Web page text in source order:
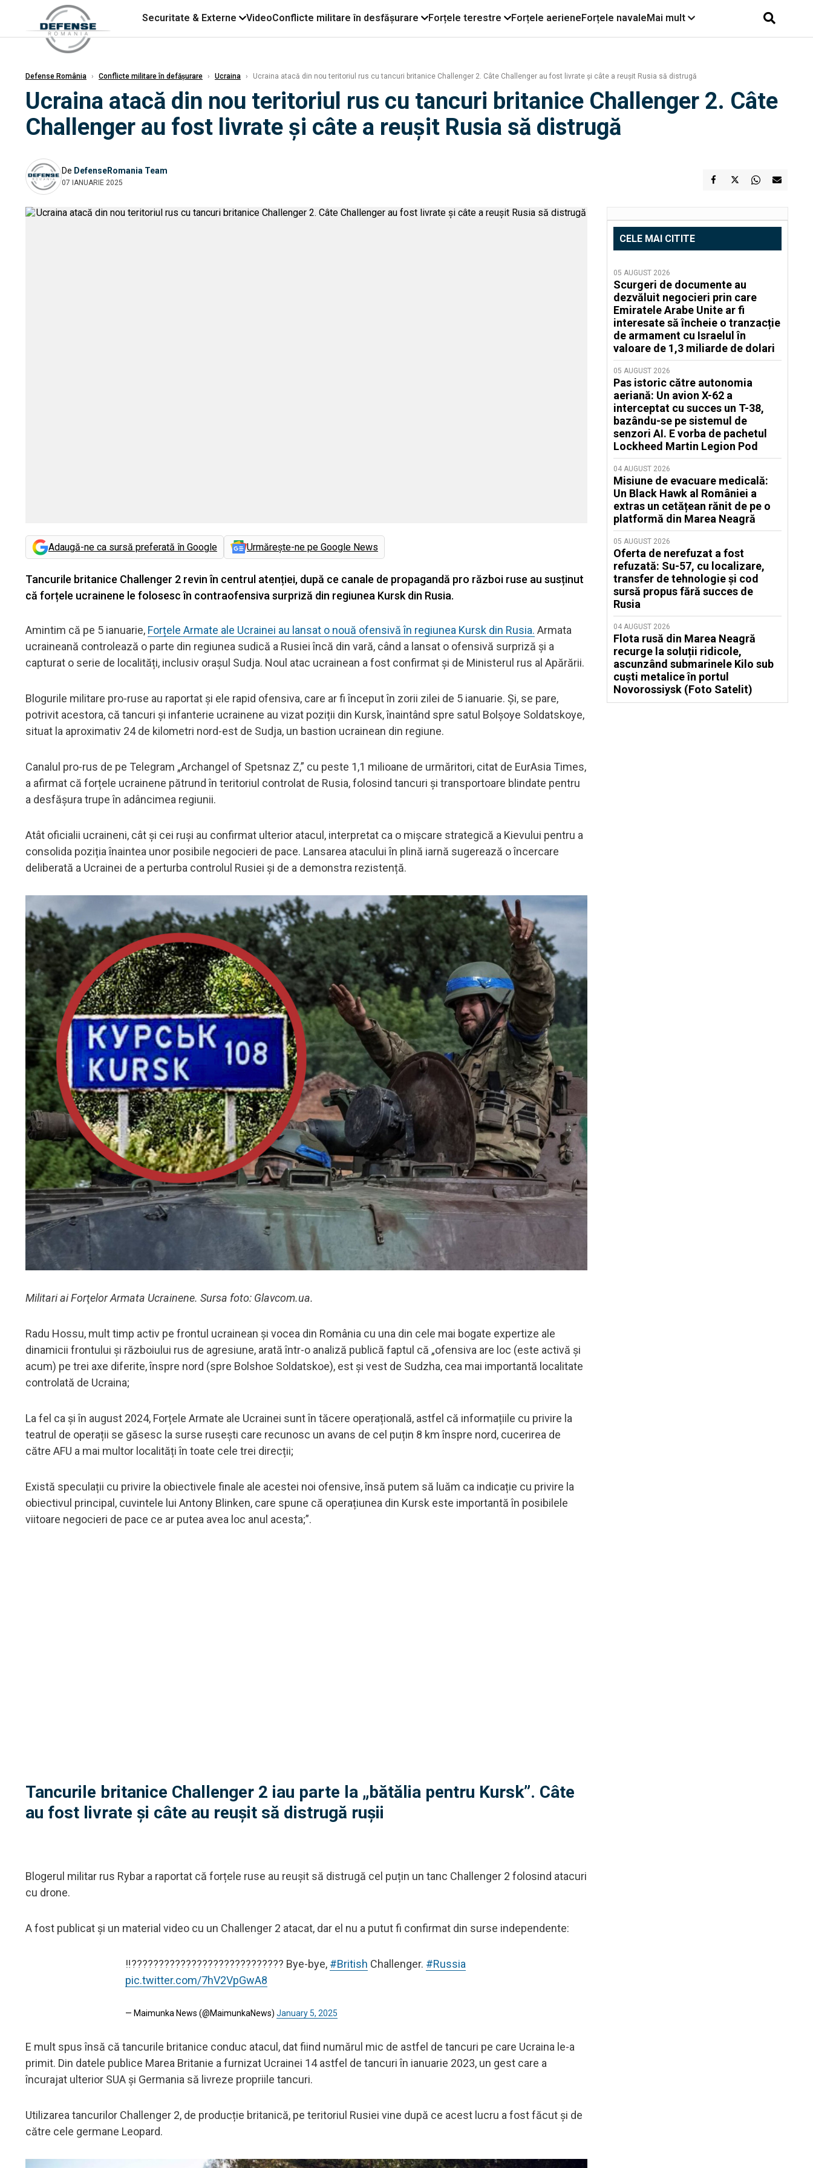
Securitate & Externe VideoConflicte militare în desfășurare Forțele terestre Forțele aerieneForțele navaleMai mult
Defense România › Conflicte militare în defășurare › Ucraina › Ucraina atacă din nou teritoriul rus cu tancuri britanice Challenger 2. Câte Challenger au fost livrate și câte a reușit Rusia să distrugă
Ucraina atacă din nou teritoriul rus cu tancuri britanice Challenger 2. Câte
Challenger au fost livrate și câte a reușit Rusia să distrugă
De DefenseRomania Team
07 IANUARIE 2025
Adaugă-ne ca sursă preferată în Google Urmărește-ne pe Google News
Tancurile britanice Challenger 2 revin în centrul atenției, după ce canale de propagandă pro război ruse au susținut
că forțele ucrainene le folosesc în contraofensiva surpriză din regiunea Kursk din Rusia.
Amintim că pe 5 ianuarie, Forțele Armate ale Ucrainei au lansat o nouă ofensivă în regiunea Kursk din Rusia. Armata
ucraineană controlează o parte din regiunea sudică a Rusiei încă din vară, când a lansat o ofensivă surpriză și a
capturat o serie de localități, inclusiv orașul Sudja. Noul atac ucrainean a fost confirmat și de Ministerul rus al Apărării.
Blogurile militare pro-ruse au raportat și ele rapid ofensiva, care ar fi început în zorii zilei de 5 ianuarie. Și, se pare,
potrivit acestora, că tancuri și infanterie ucrainene au vizat poziții din Kursk, înaintând spre satul Bolșoye Soldatskoye,
situat la aproximativ 24 de kilometri nord-est de Sudja, un bastion ucrainean din regiune.
Canalul pro-rus de pe Telegram „Archangel of Spetsnaz Z,” cu peste 1,1 milioane de urmăritori, citat de EurAsia Times,
a afirmat că forțele ucrainene pătrund în teritoriul controlat de Rusia, folosind tancuri și transportoare blindate pentru
a desfășura trupe în adâncimea regiunii.
Atât oficialii ucraineni, cât și cei ruși au confirmat ulterior atacul, interpretat ca o mișcare strategică a Kievului pentru a
consolida poziția înaintea unor posibile negocieri de pace. Lansarea atacului în plină iarnă sugerează o încercare
deliberată a Ucrainei de a perturba controlul Rusiei și de a demonstra rezistență.
Militari ai Forţelor Armata Ucrainene. Sursa foto: Glavcom.ua.
Radu Hossu, mult timp activ pe frontul ucrainean și vocea din România cu una din cele mai bogate expertize ale
dinamicii frontului și războiului rus de agresiune, arată într-o analiză publică faptul că „ofensiva are loc (este activă și
acum) pe trei axe diferite, înspre nord (spre Bolshoe Soldatskoe), est și vest de Sudzha, cea mai importantă localitate
controlată de Ucraina;
La fel ca și în august 2024, Forțele Armate ale Ucrainei sunt în tăcere operațională, astfel că informațiile cu privire la
teatrul de operații se găsesc la surse rusești care recunosc un avans de cel puțin 8 km înspre nord, cucerirea de
către AFU a mai multor localități în toate cele trei direcții;
Există speculații cu privire la obiectivele finale ale acestei noi ofensive, însă putem să luăm ca indicație cu privire la
obiectivul principal, cuvintele lui Antony Blinken, care spune că operațiunea din Kursk este importantă în posibilele
viitoare negocieri de pace ce ar putea avea loc anul acesta;”.
Tancurile britanice Challenger 2 iau parte la „bătălia pentru Kursk”. Câte
au fost livrate și câte au reușit să distrugă rușii
Blogerul militar rus Rybar a raportat că forțele ruse au reușit să distrugă cel puțin un tanc Challenger 2 folosind atacuri
cu drone.
A fost publicat și un material video cu un Challenger 2 atacat, dar el nu a putut fi confirmat din surse independente:
‼️???????????????????????????? Bye-bye, #British Challenger. #Russia
pic.twitter.com/7hV2VpGwA8
— Maimunka News (@MaimunkaNews) January 5, 2025
E mult spus însă că tancurile britanice conduc atacul, dat fiind numărul mic de astfel de tancuri pe care Ucraina le-a
primit. Din datele publice Marea Britanie a furnizat Ucrainei 14 astfel de tancuri în ianuarie 2023, un gest care a
încurajat ulterior SUA și Germania să livreze propriile tancuri.
Utilizarea tancurilor Challenger 2, de producție britanică, pe teritoriul Rusiei vine după ce acest lucru a fost făcut și de
către cele germane Leopard.
CELE MAI CITITE
05 AUGUST 2026
Scurgeri de documente au
dezvăluit negocieri prin care
Emiratele Arabe Unite ar fi
interesate să încheie o tranzacție
de armament cu Israelul în
valoare de 1,3 miliarde de dolari
05 AUGUST 2026
Pas istoric către autonomia
aeriană: Un avion X-62 a
interceptat cu succes un T-38,
bazându-se pe sistemul de
senzori AI. E vorba de pachetul
Lockheed Martin Legion Pod
04 AUGUST 2026
Misiune de evacuare medicală:
Un Black Hawk al României a
extras un cetățean rănit de pe o
platformă din Marea Neagră
05 AUGUST 2026
Oferta de nerefuzat a fost
refuzată: Su-57, cu localizare,
transfer de tehnologie și cod
sursă propus fără succes de
Rusia
04 AUGUST 2026
Flota rusă din Marea Neagră
recurge la soluții ridicole,
ascunzând submarinele Kilo sub
cuști metalice în portul
Novorossiysk (Foto Satelit)